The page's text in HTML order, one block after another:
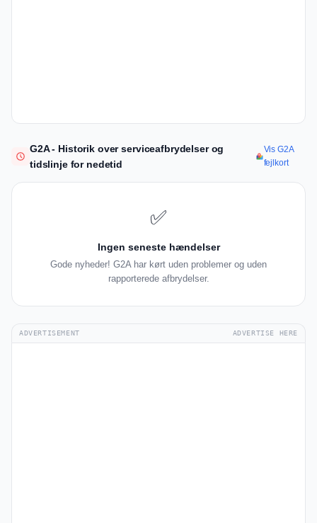
G2A - Historik over serviceafbrydelser og
tidslinje for nedetid
Vis G2A
fejlkort
✅
Ingen seneste hændelser
Gode nyheder! G2A har kørt uden problemer og uden
rapporterede afbrydelser.
ADVERTISEMENT ADVERTISE HERE